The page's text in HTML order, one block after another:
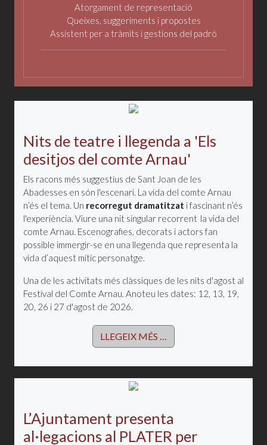
Atorgament de representació
Queixes, suggeriments i propostes
Assistent per a tràmits i gestions del padró
Nits de teatre i llegenda a 'Els
desitjos del comte Arnau'
Els racons més suggestius de Sant Joan de les
Abadesses en són l'escenari. La vida del comte Arnau
n’és el tema. Un recorregut dramatitzat i fascinant n’és
l'experiència. Viure una nit singular recorrent la vida del
comte Arnau. Escenografies, decorats i actors fan
possible immergir-se en una llegenda que representa la
vida d’aquest mític personatge.
Una de les activitats més clàssiques de les nits d'agost al
Festival del Comte Arnau. Anoteu les dates: 12, 13, 19,
20, 26 i 27 d'agost de 2026.
LLEGEIX MÉS …
L’Ajuntament presenta
al·legacions al PLATER per